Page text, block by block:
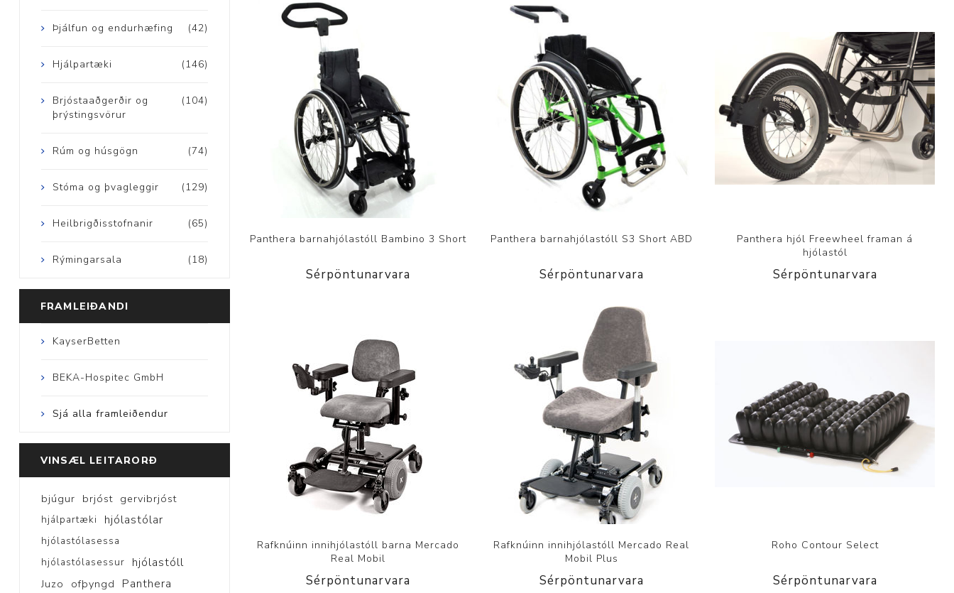
Panthera barnahjólastóll Bambino 3 Short
Sérpöntunarvara
Panthera barnahjólastóll S3 Short ABD
Sérpöntunarvara
Panthera hjól Freewheel framan á
hjólastól
Sérpöntunarvara
Rafknúinn innihjólastóll barna Mercado
Real Mobil
Sérpöntunarvara
Rafknúinn innihjólastóll Mercado Real
Mobil Plus
Sérpöntunarvara
Roho Contour Select
Sérpöntunarvara
(42)
Þjálfun og endurhæfing
(146)
Hjálpartæki
(104)
Brjóstaaðgerðir og
þrýstingsvörur
(74)
Rúm og húsgögn
(129)
Stóma og þvagleggir
(65)
Heilbrigðisstofnanir
(18)
Rýmingarsala
FRAMLEIÐANDI
KayserBetten
BEKA-Hospitec GmbH
Sjá alla framleiðendur
VINSÆL LEITARORÐ
bjúgur brjóst gervibrjóst
hjálpartæki hjólastólar
hjólastólasessa
hjólastólasessur
hjólastóll
Juzo ofþyngd Panthera